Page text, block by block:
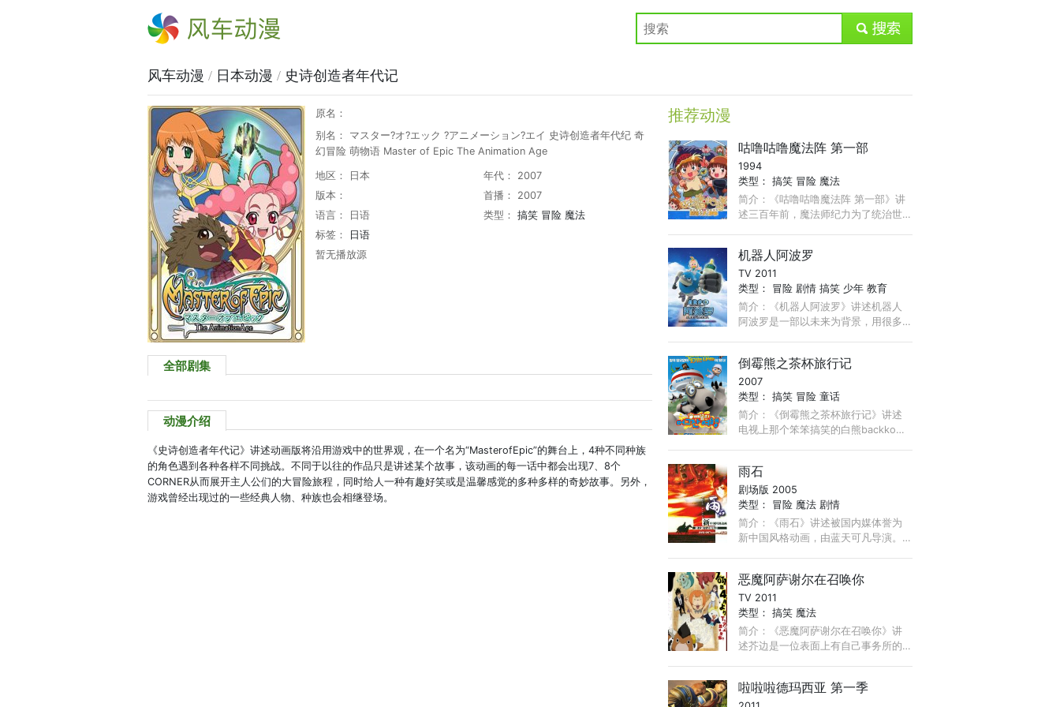
风车动漫 submit
风车动漫 / 日本动漫 / 史诗创造者年代记
原名：
别名： マスター?オ?エック ?アニメーション?エイ 史诗创造者年代纪 奇
幻冒险 萌物语 Master of Epic The Animation Age
地区： 日本
年代： 2007
版本：
首播： 2007
语言： 日语
类型：搞笑 冒险 魔法
标签：
日语
暂无播放源
全部剧集
动漫介绍
《史诗创造者年代记》讲述动画版将沿用游戏中的世界观，在一个名为“MasterofEpic”的舞台上，4种不同种族
的角色遇到各种各样不同挑战。不同于以往的作品只是讲述某个故事，该动画的每一话中都会出现7、8个
CORNER从而展开主人公们的大冒险旅程，同时给人一种有趣好笑或是温馨感觉的多种多样的奇妙故事。另外，
游戏曾经出现过的一些经典人物、种族也会相继登场。
推荐动漫
咕噜咕噜魔法阵 第一部
1994
类型：搞笑 冒险 魔法
简介：《咕噜咕噜魔法阵 第一部》讲
述三百年前，魔法师纪力为了统治世
世召集了大批使用光魔法的人士展开
对抗。 ...
机器人阿波罗
TV 2011
类型： 冒险 剧情 搞笑 少年 教育
简介：《机器人阿波罗》讲述机器人
阿波罗是一部以未来为背景，用很多
为儿童打造的情景喜剧大片。 ...
倒霉熊之茶杯旅行记
2007
类型：搞笑 冒险 童话
简介：《倒霉熊之茶杯旅行记》讲述
电视上那个笨笨搞笑的白熊backkom
谨慎的bebe收到了圣诞老人送给他的
魔力项坠， ...
雨石
剧场版 2005
类型： 冒险 魔法 剧情
简介：《雨石》讲述被国内媒体誉为
新中国风格动画，由蓝天可凡导演。
个世界里美丽的少女叶善和拥有强大
力量的老鼠阿狄。 ...
恶魔阿萨谢尔在召唤你
TV 2011
类型：搞笑 魔法
简介：《恶魔阿萨谢尔在召唤你》讲
述芥边是一位表面上有自己事务所的
探」。他透过召唤不同的恶魔而处理
啦啦啦德玛西亚 第一季